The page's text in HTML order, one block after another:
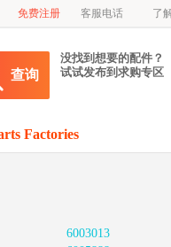
免费注册 客服电话 了
查询
没找到想要的配件？
试试发布到求购专区
Factories
6003013